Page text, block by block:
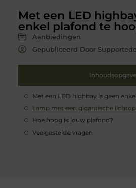
Met een LED
enkel plafond te
Aanbiedingen
Gepubliceerd Door
Met een LED highbay is geen
Lamp met een gigantische
Hoe hoog is jouw plafond?
Veelgestelde vragen